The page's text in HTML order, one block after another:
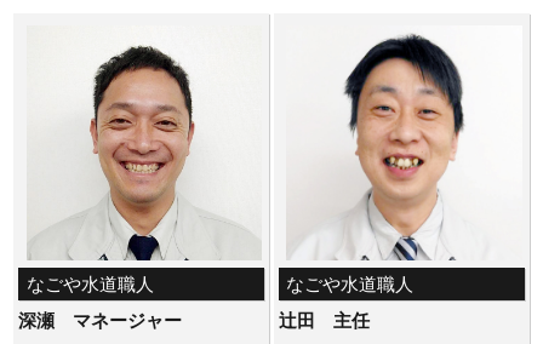
なごや水道職人
深瀬 マネージャー
なごや水道職人
辻田 主任